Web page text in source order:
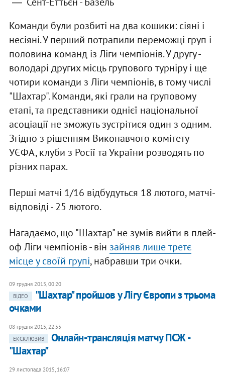
Команди були розбиті на два кошики: сіяні і
несіяні. У перший потрапили переможці груп і
половина команд із Ліги чемпіонів. У другу -
володарі других місць групового турніру і ще
чотири команди з Ліги чемпіонів, в тому числі
"Шахтар". Команди, які грали на груповому
етапі, та представники однієї національної
асоціації не зможуть зустрітися один з одним.
Згідно з рішенням Виконавчого комітету
УЄФА, клуби з Росії та України розводять по
різних парах.
Перші матчі 1/16 відбудуться 18 лютого, матчі-
відповіді - 25 лютого.
Нагадаємо, що "Шахтар" не зумів вийти в плей-
оф Ліги чемпіонів - він зайняв лише третє
місце у своїй групі, набравши три очки.
09 грудня 2015, 00:20
ВІДЕО
"Шахтар" пройшов у Лігу Європи з трьома
очками
08 грудня 2015, 22:55
ЕКСКЛЮЗИВ
Онлайн-трансляція матчу ПСЖ -
"Шахтар"
29 листопада 2015, 16:07